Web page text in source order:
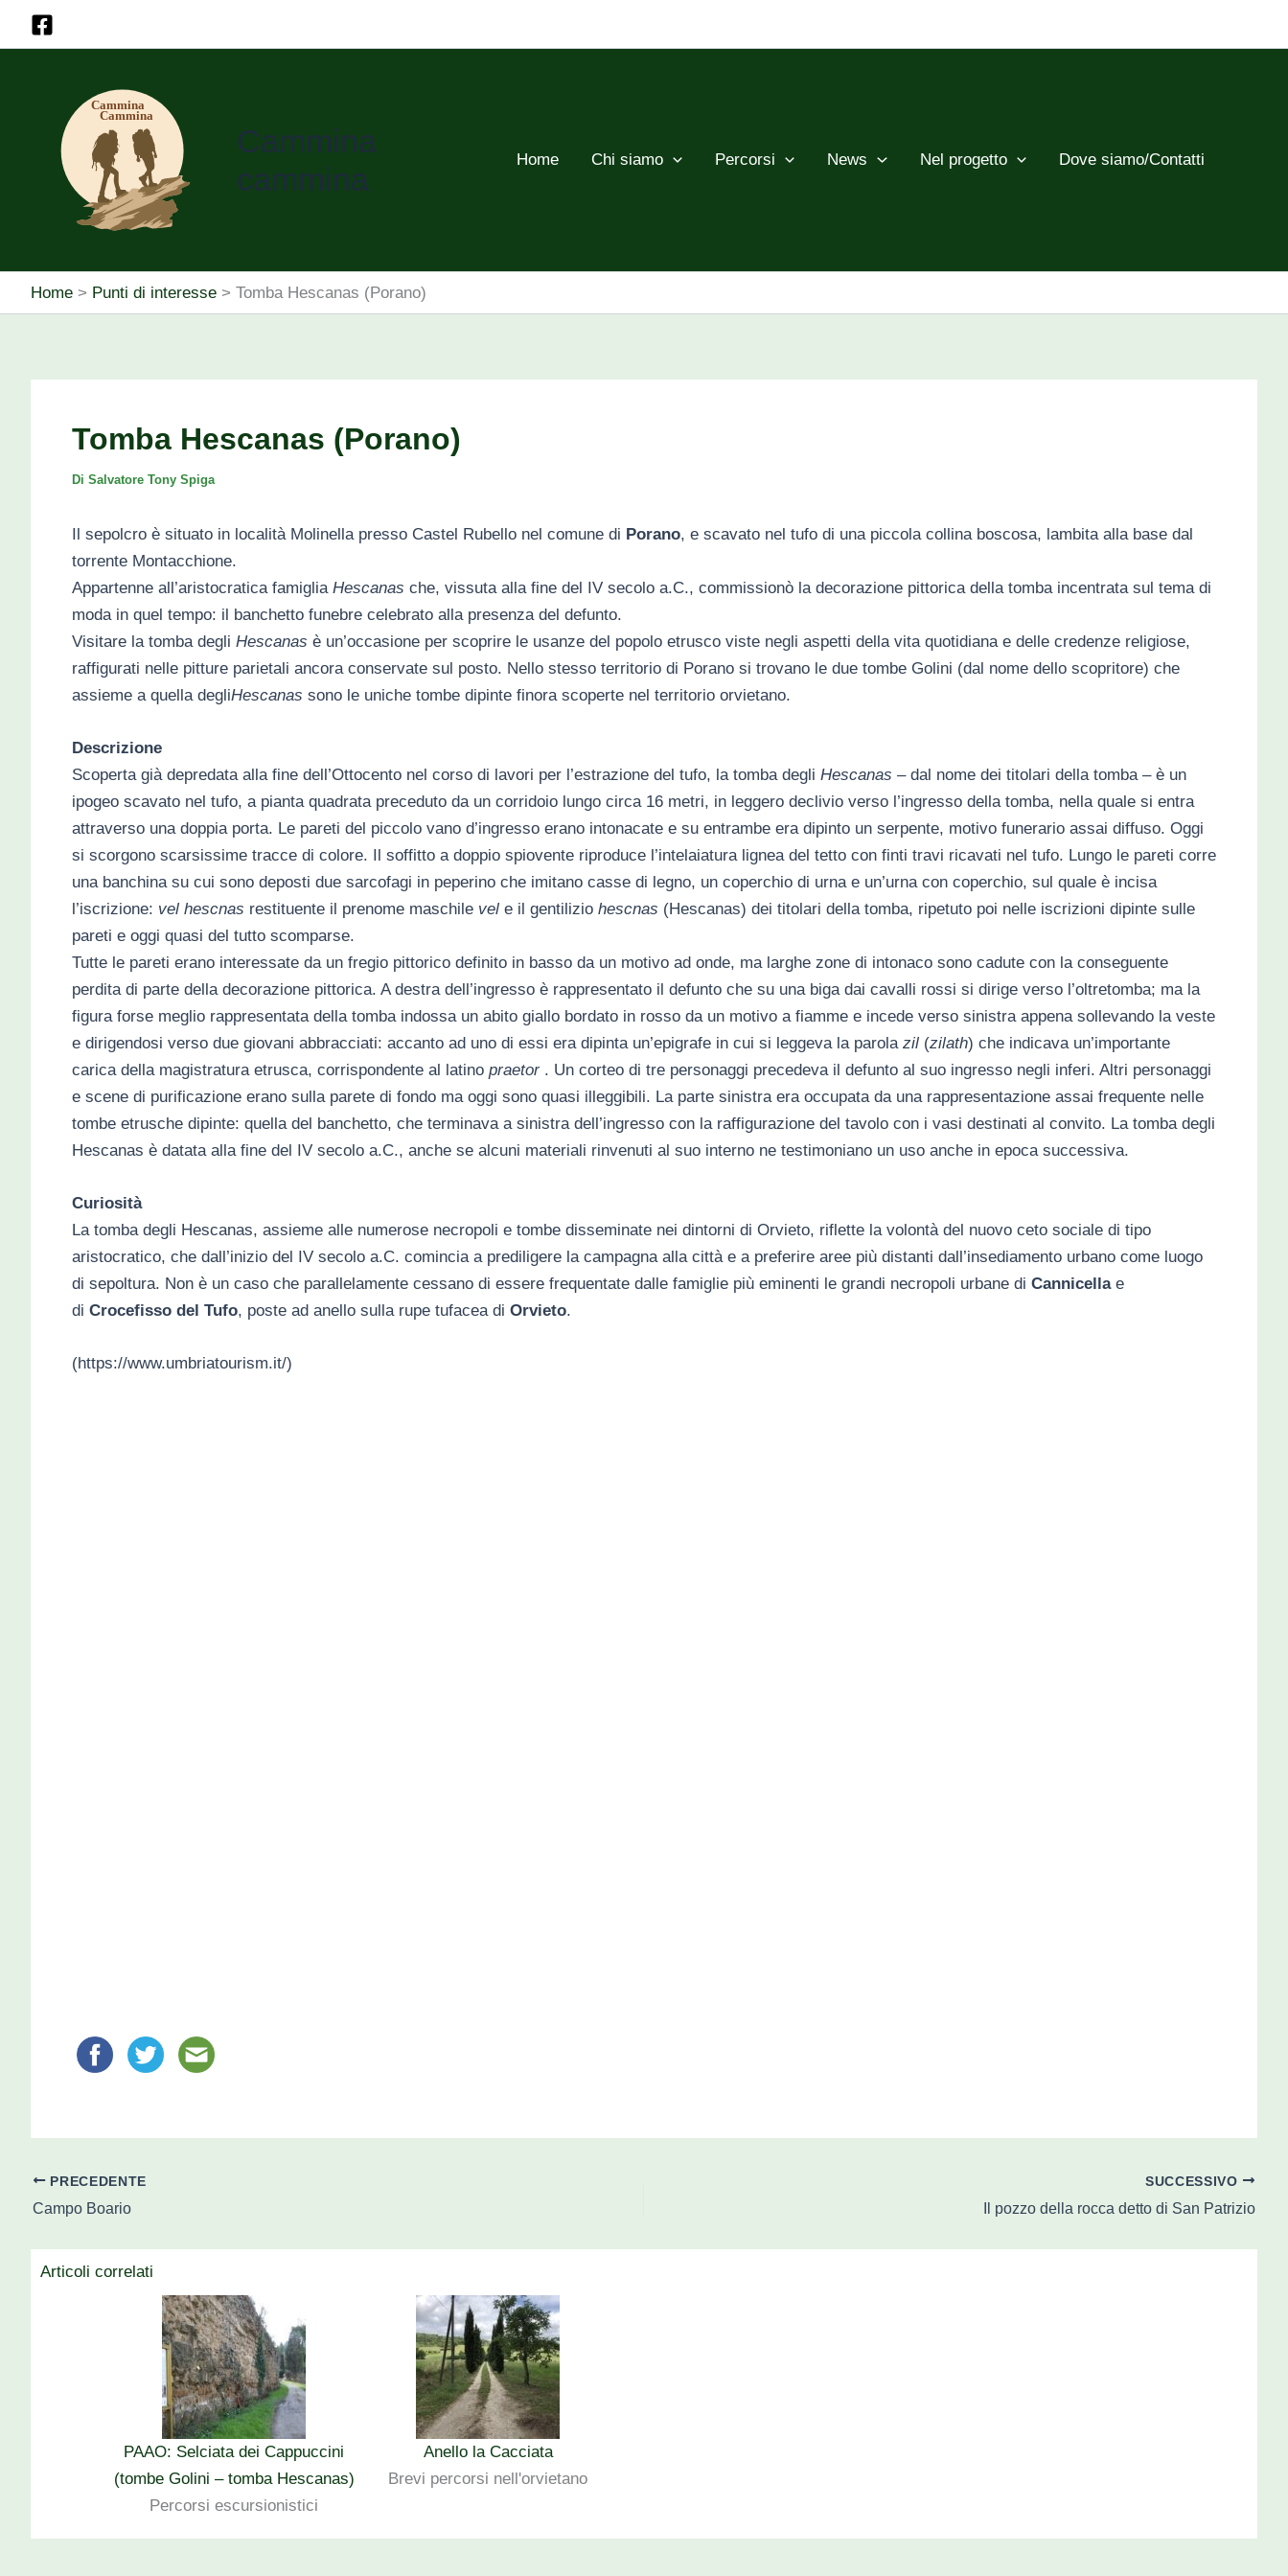
Cammina
cammina
Home Chi siamo Percorsi News Nel progetto Dove siamo/Contatti
Home Punti di interesse Tomba Hescanas (Porano)
Tomba Hescanas (Porano)
Di Salvatore Tony Spiga
Il sepolcro è situato in località Molinella presso Castel Rubello nel comune di Porano, e scavato nel tufo di una piccola collina boscosa, lambita alla base dal
torrente Montacchione.
Appartenne all’aristocratica famiglia Hescanas che, vissuta alla fine del IV secolo a.C., commissionò la decorazione pittorica della tomba incentrata sul tema di
moda in quel tempo: il banchetto funebre celebrato alla presenza del defunto.
Visitare la tomba degli Hescanas è un’occasione per scoprire le usanze del popolo etrusco viste negli aspetti della vita quotidiana e delle credenze religiose,
raffigurati nelle pitture parietali ancora conservate sul posto. Nello stesso territorio di Porano si trovano le due tombe Golini (dal nome dello scopritore) che
assieme a quella degliHescanas sono le uniche tombe dipinte finora scoperte nel territorio orvietano.
Descrizione
Scoperta già depredata alla fine dell’Ottocento nel corso di lavori per l’estrazione del tufo, la tomba degli Hescanas – dal nome dei titolari della tomba – è un
ipogeo scavato nel tufo, a pianta quadrata preceduto da un corridoio lungo circa 16 metri, in leggero declivio verso l’ingresso della tomba, nella quale si entra
attraverso una doppia porta. Le pareti del piccolo vano d’ingresso erano intonacate e su entrambe era dipinto un serpente, motivo funerario assai diffuso. Oggi
si scorgono scarsissime tracce di colore. Il soffitto a doppio spiovente riproduce l’intelaiatura lignea del tetto con finti travi ricavati nel tufo. Lungo le pareti corre
una banchina su cui sono deposti due sarcofagi in peperino che imitano casse di legno, un coperchio di urna e un’urna con coperchio, sul quale è incisa
l’iscrizione: vel hescnas restituente il prenome maschile vele il gentilizio hescnas (Hescanas) dei titolari della tomba, ripetuto poi nelle iscrizioni dipinte sulle
pareti e oggi quasi del tutto scomparse.
Tutte le pareti erano interessate da un fregio pittorico definito in basso da un motivo ad onde, ma larghe zone di intonaco sono cadute con la conseguente
perdita di parte della decorazione pittorica. A destra dell’ingresso è rappresentato il defunto che su una biga dai cavalli rossi si dirige verso l’oltretomba; ma la
figura forse meglio rappresentata della tomba indossa un abito giallo bordato in rosso da un motivo a fiamme e incede verso sinistra appena sollevando la veste
e dirigendosi verso due giovani abbracciati: accanto ad uno di essi era dipinta un’epigrafe in cui si leggeva la parola zil (zilath) che indicava un’importante
carica della magistratura etrusca, corrispondente al latino praetor . Un corteo di tre personaggi precedeva il defunto al suo ingresso negli inferi. Altri personaggi
e scene di purificazione erano sulla parete di fondo ma oggi sono quasi illeggibili. La parte sinistra era occupata da una rappresentazione assai frequente nelle
tombe etrusche dipinte: quella del banchetto, che terminava a sinistra dell’ingresso con la raffigurazione del tavolo con i vasi destinati al convito. La tomba degli
Hescanas è datata alla fine del IV secolo a.C., anche se alcuni materiali rinvenuti al suo interno ne testimoniano un uso anche in epoca successiva.
Curiosità
La tomba degli Hescanas, assieme alle numerose necropoli e tombe disseminate nei dintorni di Orvieto, riflette la volontà del nuovo ceto sociale di tipo
aristocratico, che dall’inizio del IV secolo a.C. comincia a prediligere la campagna alla città e a preferire aree più distanti dall’insediamento urbano come luogo
di sepoltura. Non è un caso che parallelamente cessano di essere frequentate dalle famiglie più eminenti le grandi necropoli urbane di Cannicellae
di Crocefisso del Tufo, poste ad anello sulla rupe tufacea di Orvieto.
(https://www.umbriatourism.it/)
PRECEDENTE
Campo Boario
SUCCESSIVO
Il pozzo della rocca detto di San Patrizio
Articoli correlati
PAAO: Selciata dei Cappuccini
(tombe Golini – tomba Hescanas)
Percorsi escursionistici
Anello la Cacciata
Brevi percorsi nell'orvietano